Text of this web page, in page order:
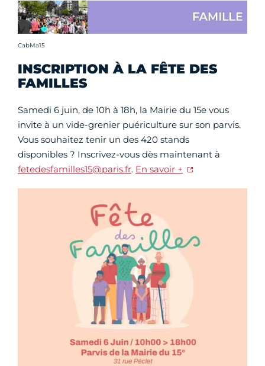
Crédit photo :
CabMa15
INSCRIPTION À LA FÊTE DES
FAMILLES
Samedi 6 juin, de 10h à 18h, la Mairie du 15e vous
invite à un vide-grenier puériculture sur son parvis.
Vous souhaitez tenir un des 420 stands
disponibles ? Inscrivez-vous dès maintenant à
fetedesfamilles15@paris.fr. En savoir +